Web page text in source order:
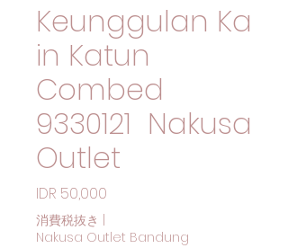
Keunggulan Ka
in Katun
Combed
9330121 Nakusa
Outlet
IDR 50,000
消費税抜き
Nakusa Outlet Bandung